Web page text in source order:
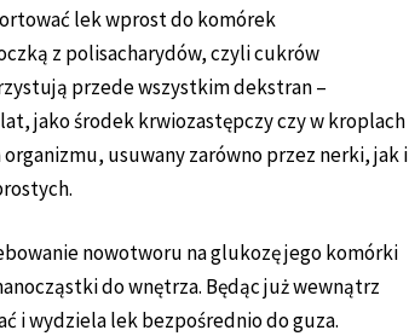
lek wprost do komórek
z polisacharydów, czyli cukrów
przede wszystkim dekstran –
jako środek krwiozastępczy czy w kroplach
usuwany zarówno przez nerki, jak i
nowotworu na glukozę jego komórki
do wnętrza. Będąc już wewnątrz
i wydziela lek bezpośrednio do guza.